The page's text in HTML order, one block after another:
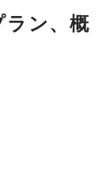
ン、概